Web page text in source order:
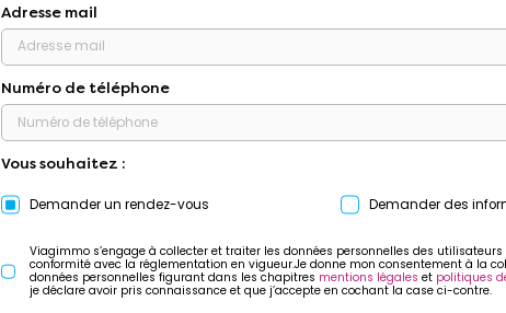
Adresse mail
Numéro de téléphone
Vous souhaitez :
Demander un rendez-vous Demander des
Viagimmo s’engage à collecter et traiter les données personnelles des
conformité avec la réglementation en vigueur.Je donne mon consentement à la
données personnelles figurant dans les chapitres mentions légales et politiques
je déclare avoir pris connaissance et que j’accepte en cochant la case ci-contre.